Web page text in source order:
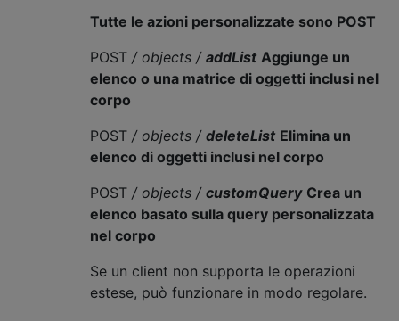
Tutte le azioni personalizzate sono POST
POST / objects / addList Aggiunge un
elenco o una matrice di oggetti inclusi nel
corpo
POST / objects / deleteList Elimina un
elenco di oggetti inclusi nel corpo
POST / objects / customQuery Crea un
elenco basato sulla query personalizzata
nel corpo
Se un client non supporta le operazioni
estese, può funzionare in modo regolare.